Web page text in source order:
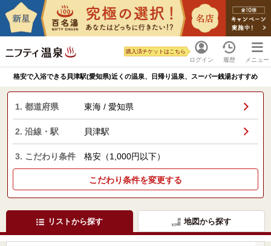
ログイン
購入済チケットはこちら
履歴 メニュー
格安で入浴できる貝津駅(愛知県)近くの温泉、日帰り温泉、スーパー銭湯おすすめ
1. 都道府県 東海 / 愛知県
2. 沿線・駅 貝津駅
3. こだわり条件 格安（1,000円以下）
こだわり条件を変更する
リストから探す 地図から探す